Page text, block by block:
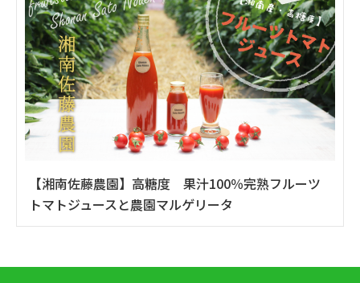
【湘南佐藤農園】高糖度 果汁100％完熟フルーツ
トマトジュースと農園マルゲリータ